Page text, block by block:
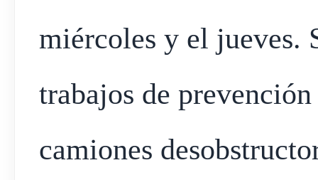
miércoles y el jueves.
trabajos de
camiones